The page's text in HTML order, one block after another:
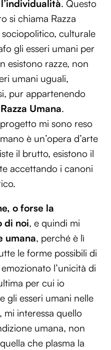
. Questo
si chiama Razza
culturale
gli esseri umani per
esistono razze, non
umani uguali,
pur appartenendo
Razza Umana.
mi sono reso
è un’opera d’arte
il brutto, esistono il
accettando i canoni
o forse la
di noi, e quindi mi
umana, perché è lì
le forme possibili di
l’unicità di
per cui io
gli esseri umani nelle
mi interessa quello
umana, non
che plasma la